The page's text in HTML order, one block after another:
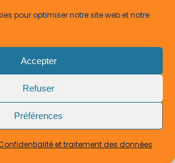
pour optimiser notre site web et notre
Accepter
Refuser
Préférences
et traitement des données
De plus, c’est une
pour ceux qui
végane ou sans
résultat parfait, préférez
conserve, non allégé,
Et voilà, un petit-
en un tour de main !
secret pour réussir des